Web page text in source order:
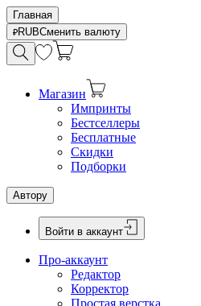
Главная
RUBСменить валюту
Магазин
Импринты
Бестселлеры
Бесплатные
Скидки
Подборки
Автору
Войти в аккаунт
Про-аккаунт
Редактор
Корректор
Простая верстка